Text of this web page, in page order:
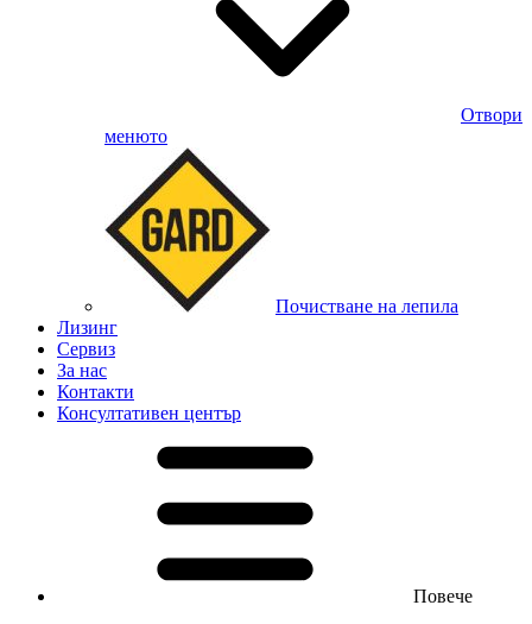
Отвори
менюто
Почистване на лепила
Лизинг
Сервиз
За нас
Контакти
Консултативен център
Повече